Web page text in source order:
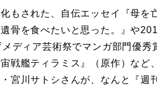
もされた、自伝エッセイ『母を
骨を食べたいと思った。』や
ディア芸術祭でマンガ部門優秀
戦艦ティラミス』（原作）など
宮川サトシさんが、なんと『週